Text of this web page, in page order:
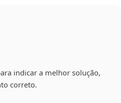
indicar a melhor solução,
correto.